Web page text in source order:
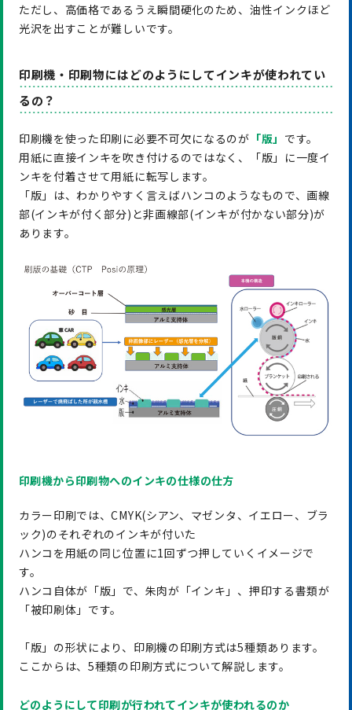
ただし、高価格であるうえ瞬間硬化のため、油性インクほど
光沢を出すことが難しいです。
印刷機・印刷物にはどのようにしてインキが使われてい
るの？
印刷機を使った印刷に必要不可欠になるのが 「版」 です。
用紙に直接インキを吹き付けるのではなく、「版」に一度イ
ンキを付着させて用紙に転写します。
「版」は、わかりやすく言えばハンコのようなもので、画線
部(インキが付く部分)と非画線部(インキが付かない部分)が
あります。
印刷機から印刷物へのインキの仕様の仕方
カラー印刷では、CMYK(シアン、マゼンタ、イエロー、ブラ
ック)のそれぞれのインキが付いた
ハンコを用紙の同じ位置に1回ずつ押していくイメージで
す。
ハンコ自体が「版」で、朱肉が「インキ」、押印する書類が
「被印刷体」です。
「版」の形状により、印刷機の印刷方式は5種類あります。
ここからは、5種類の印刷方式について解説します。
どのようにして印刷が行われてインキが使われるのか